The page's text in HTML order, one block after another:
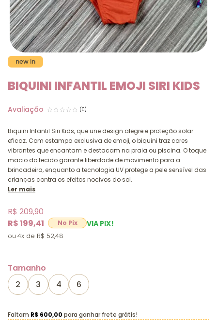
new in
BIQUINI INFANTIL EMOJI SIRI KIDS
(0)
Biquini Infantil Siri Kids, que une design alegre e proteção solar
eficaz. Com estampa exclusiva de emoji, o biquini traz cores
vibrantes que encantam e destacam na praia ou piscina. O toque
macio do tecido garante liberdade de movimento para a
brincadeira, enquanto a tecnologia UV protege a pele sensível das
crianças contra os efeitos nocivos do sol.
Ler mais
R$ 199,41 VIA PIX!
R$ 209,90
4x R$ 52,48
Tamanho
2
3 4 6
Faltam R$ 600,00 para ganhar frete grátis!